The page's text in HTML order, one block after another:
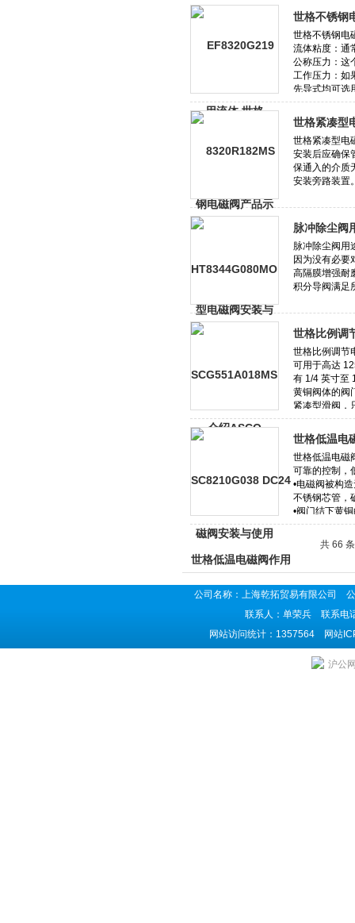
世格不锈钢
世格紧凑型
脉冲除尘阀
世格比例调
世格低温电
共 66
公司名称：上海乾拓贸易有限公司
联系人：单荣兵 联系电
网站访问统计：1357564 网站
上海乾拓贸易有限公司是ASCO电磁阀供应商,
沪公